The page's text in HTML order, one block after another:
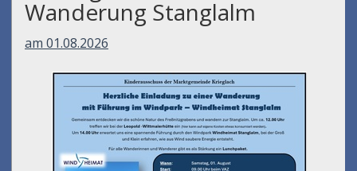
Wanderung Stanglalm
am 01.08.2026